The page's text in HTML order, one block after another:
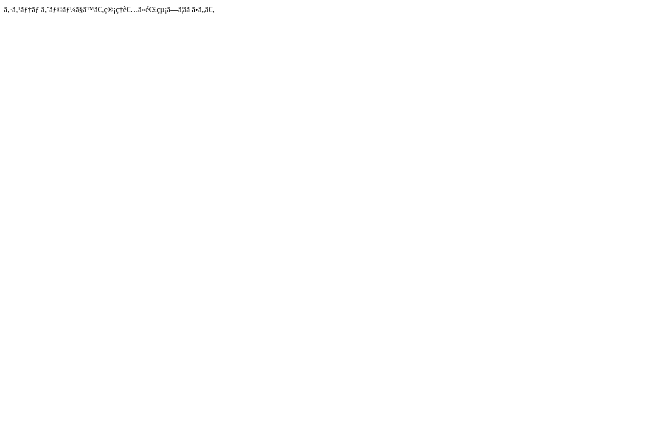
ã‚·ã‚¹ãƒ†ãƒ ã‚¨ãƒ©ãƒ¼ã§ã™ã€‚ç®¡ç†è€…ã«é€£çµ¡ã—ã¦ãã ã•ã„ã€‚